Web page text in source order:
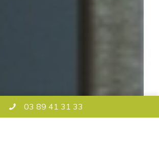
03 89 41 31 33